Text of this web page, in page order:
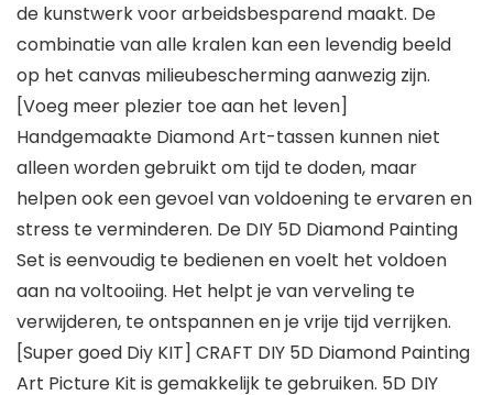
de kunstwerk voor arbeidsbesparend maakt. De
combinatie van alle kralen kan een levendig beeld
op het canvas milieubescherming aanwezig zijn.
[Voeg meer plezier toe aan het leven]
Handgemaakte Diamond Art-tassen kunnen niet
alleen worden gebruikt om tijd te doden, maar
helpen ook een gevoel van voldoening te ervaren en
stress te verminderen. De DIY 5D Diamond Painting
Set is eenvoudig te bedienen en voelt het voldoen
aan na voltooiing. Het helpt je van verveling te
verwijderen, te ontspannen en je vrije tijd verrijken.
[Super goed Diy KIT] CRAFT DIY 5D Diamond Painting
Art Picture Kit is gemakkelijk te gebruiken. 5D DIY